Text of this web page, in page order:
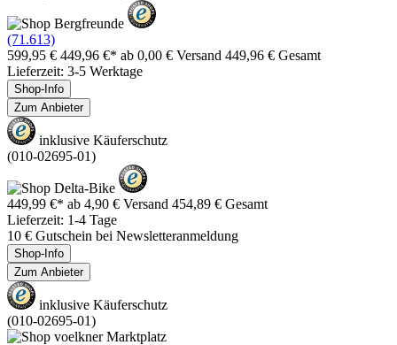
(71.613)
599,95 € 449,96 €* ab 0,00 € Versand 449,96 € Gesamt
Lieferzeit: 3-5 Werktage
Shop-Info
Zum Anbieter
inklusive Käuferschutz
(010-02695-01)
449,99 €* ab 4,90 € Versand 454,89 € Gesamt
Lieferzeit: 1-4 Tage
10 € Gutschein bei Newsletteranmeldung
Shop-Info
Zum Anbieter
inklusive Käuferschutz
(010-02695-01)